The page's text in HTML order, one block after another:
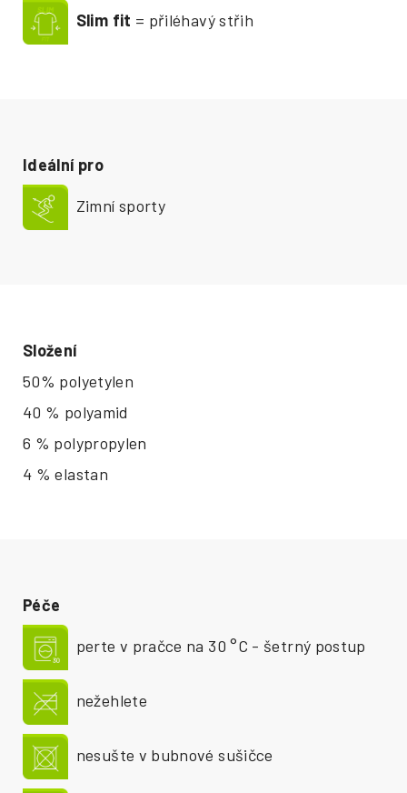
Péče
perte v pračce na 30 °C - šetrný postup
nežehlete
nesušte v bubnové sušičce
Složení
50% polyetylen
40 % polyamid
6 % polypropylen
4 % elastan
Ideální pro
Zimní sporty
Slim fit = přiléhavý střih